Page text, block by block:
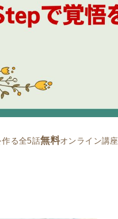
る全5話無料オンライン講座